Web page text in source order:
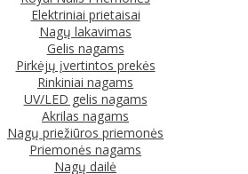
Elektriniai prietaisai
Nagų lakavimas
Gelis nagams
Pirkėjų įvertintos prekės
Rinkiniai nagams
UV/LED gelis nagams
Akrilas nagams
Nagų priežiūros priemonės
Priemonės nagams
Nagų dailė